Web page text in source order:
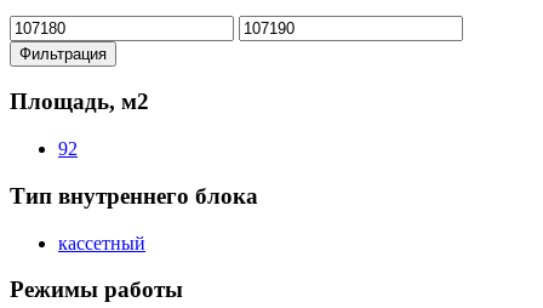
Минимальная
цена
Максимальная
цена
Фильтрация
Площадь, м2
92
Тип внутреннего блока
кассетный
Режимы работы